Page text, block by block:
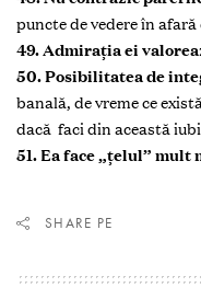
puncte de vedere în afară
49. Admiraţia ei
50. Posibilitatea de
banală, de vreme ce
dacă faci din această
51. Ea face „ţelul” mult
SHARE PE